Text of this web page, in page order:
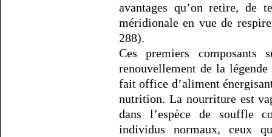
avantages qu’on retire, de
méridionale en vue de
288).
Ces premiers
renouvellement de la
fait office d’aliment
nutrition. La nourriture est
dans l’espèce de souffle
individus normaux, ceux